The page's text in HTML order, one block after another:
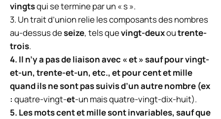
vingtsqui se termine par un « s ».
3. Un trait d’union relie les composants des nombres
au-dessus deseize, tels quevingt-deuxoutrente-
trois.
4. Il n’y a pas de liaison avec « et » sauf pourvingt-
et-un,trente-et-un, etc., et pourcentetmille
quand ils ne sont pas suivis d’un autre nombre (ex
: quatre-vingt-et-un mais quatre-vingt-dix-huit).
5. Les motscentetmillesont invariables, sauf que